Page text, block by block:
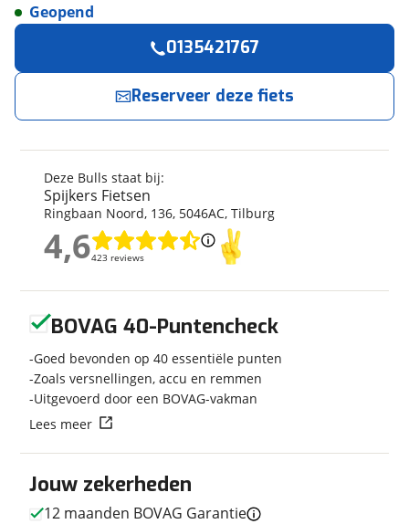
Lacuba EVO E45 High
Soort fiets
Frametype
Mixed
Framehoogte
53 cm
Nieuw of occasion
Occasion
Fabriekskleur Zwartmat
Elektrisch?
Deze Bulls staat bij:
Spijkers Fietsen
Ringbaan Noord, 136, 5046AC, Tilburg
4,6423 reviews
4,6
Geopend
0135421767
Reserveer deze fiets
Reserveernu!
Spijkers Fietsen neemt snel contact met je op.
Jouw contactgegevens
E-mailadres
Vraag mijn reservering aan
over in onzeprivacyverklaring
Jouw zekerheden
12 maanden BOVAG Garantie
BOVAG 40-Puntencheck
Goed bevonden op 40 essentiële punten
Zoals versnellingen, accu en remmen
Uitgevoerd door een BOVAG-vakman
Lees meer